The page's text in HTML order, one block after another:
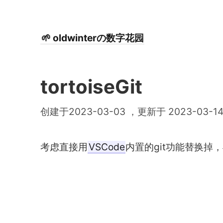
🌱 oldwinterの数字花园
tortoiseGit
创建于2023-03-03 ，更新于 2023-03-14
考虑直接用VSCode内置的git功能替换掉